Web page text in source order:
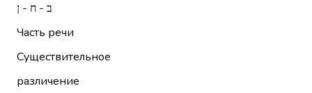
ב - ח - ן
Часть речи
Существительное
различение